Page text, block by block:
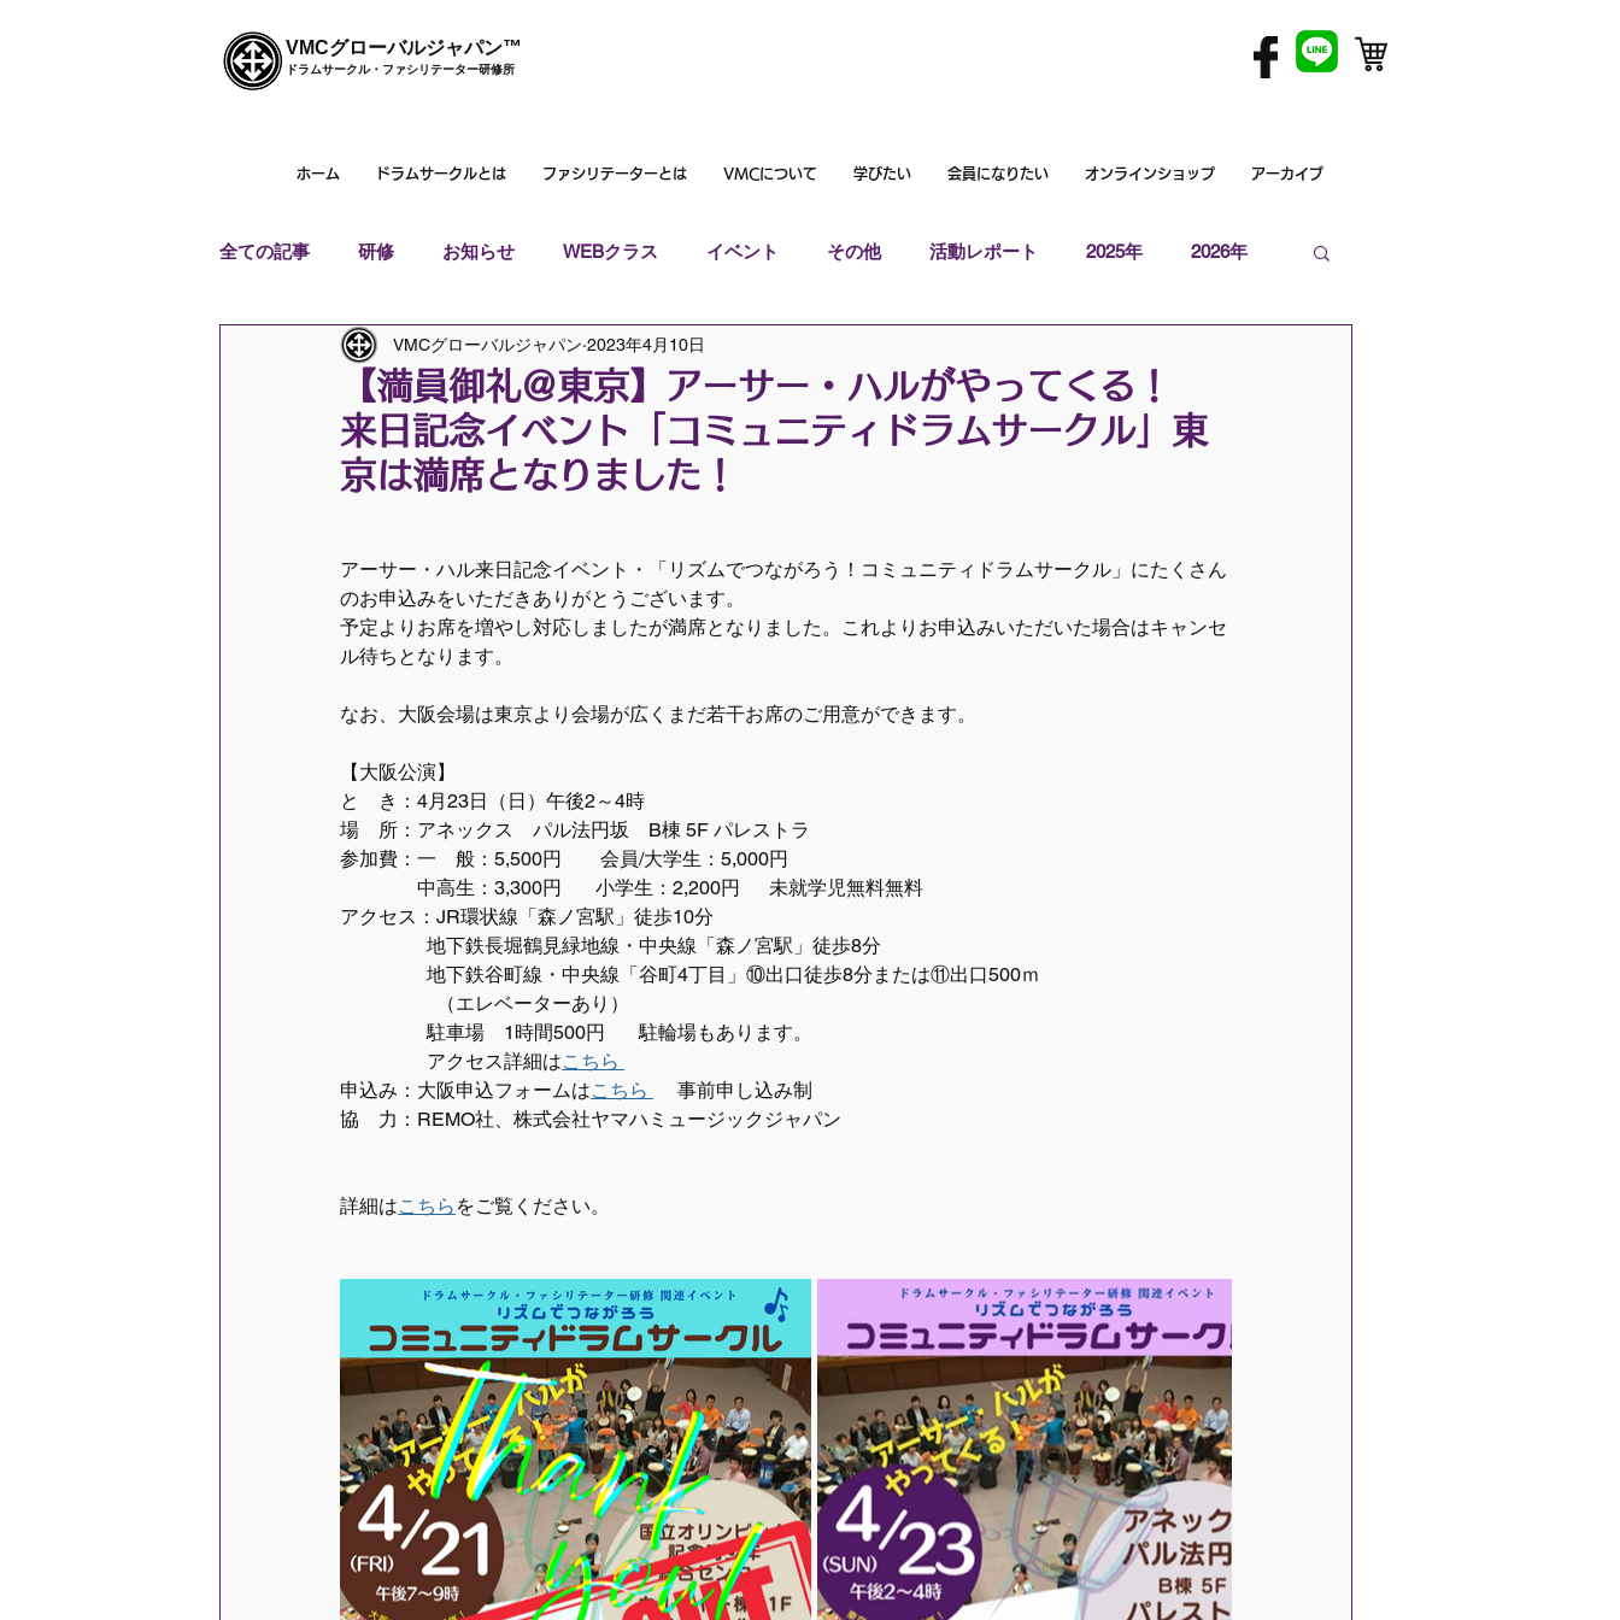
VMCグローバルジャパン™
ドラムサークル・ファシリテーター研修所
ホーム ドラムサークルとは ファシリテーターとは VMCについて 学びたい 会員になりたい オンラインショップ アーカイブ
全ての記事 研修 お知らせ WEBクラス イベント その他 活動レポート 2025年 2026年
【満員御礼＠東京】アーサー・ハルがやってくる！
来日記念イベント「コミュニティドラムサークル」東
京は満席となりました！
VMCグローバルジャパン 2023年4月10日
アーサー・ハル来日記念イベント・「リズムでつながろう！コミュニティドラムサークル」にたくさん
のお申込みをいただきありがとうございます。
予定よりお席を増やし対応しましたが満席となりました。これよりお申込みいただいた場合はキャンセ
ル待ちとなります。
なお、大阪会場は東京より会場が広くまだ若干お席のご用意ができます。
【大阪公演】
と　き：4月23日（日）午後2～4時
場　所：アネックス　パル法円坂　B棟 5F パレストラ
参加費：一　般：5,500円　　会員/大学生：5,000円
	　  中高生：3,300円       小学生：2,200円      未就学児無料無料
アクセス：JR環状線「森ノ宮駅」徒歩10分
	　　地下鉄長堀鶴見緑地線・中央線「森ノ宮駅」徒歩8分
	　　地下鉄谷町線・中央線「谷町4丁目」⑩出口徒歩8分または⑪出口500ｍ
（エレベーターあり）
​	　　駐車場　1時間500円    ​   駐輪場もあります。
アクセス詳細はこちら
申込み：大阪申込フォームはこちら
事前申し込み制
協　力：REMO社、株式会社ヤマハミュージックジャパン
詳細はこちら をご覧ください。